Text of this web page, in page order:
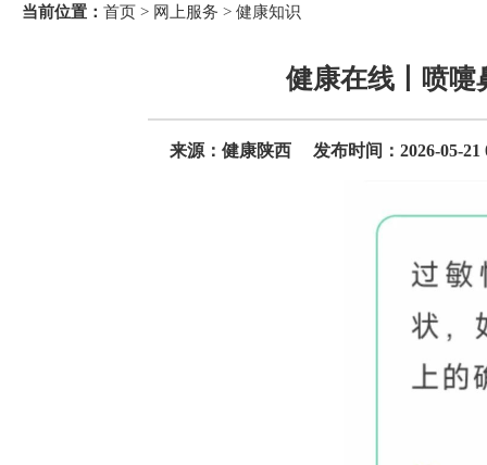
当前位置： 首页 > 网上服务 > 健康知识
健康在线丨喷嚏
来源：健康陕西 发布时间：2026-05-21